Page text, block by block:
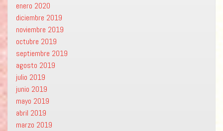
enero 2020
diciembre 2019
noviembre 2019
octubre 2019
septiembre 2019
agosto 2019
julio 2019
junio 2019
mayo 2019
abril 2019
marzo 2019